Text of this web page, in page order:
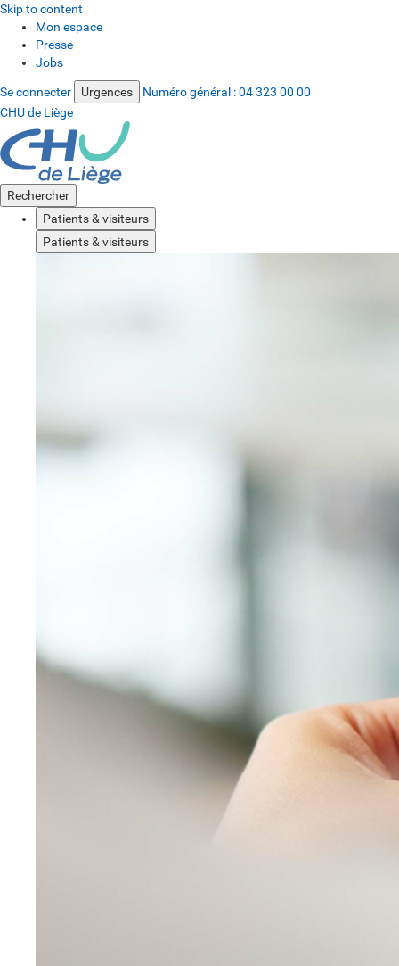
Skip to content
Mon espace
Presse
Jobs
Se connecter Urgences Numéro général :04 323 00 00
CHU de Liège
Rechercher
Patients & visiteurs
Patients & visiteurs